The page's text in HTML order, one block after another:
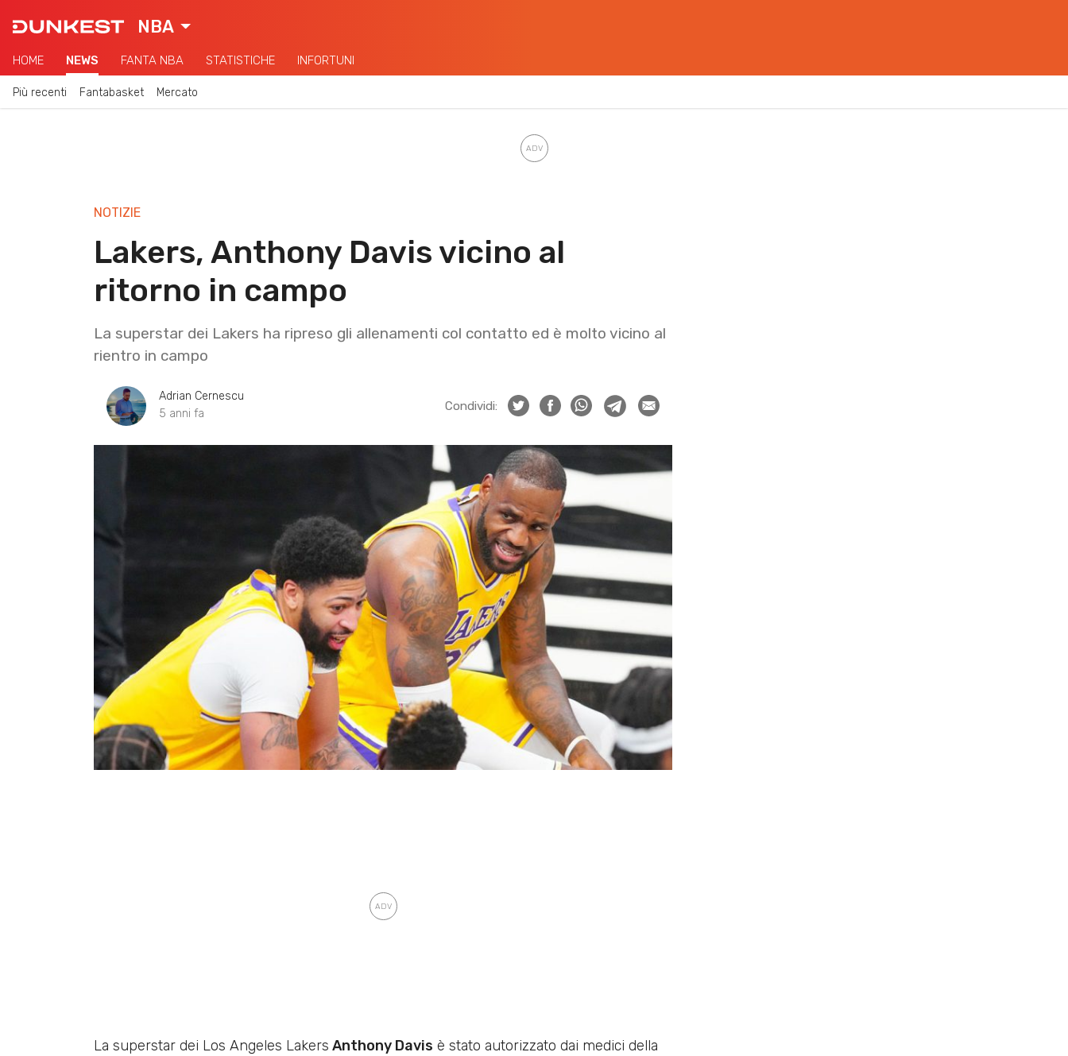
NBA
HOME NEWS FANTA NBA STATISTICHE INFORTUNI
Più recenti Fantabasket Mercato
NOTIZIE
Lakers, Anthony Davis vicino al
ritorno in campo
La superstar dei Lakers ha ripreso gli allenamenti col contatto ed è molto vicino al
rientro in campo
Adrian Cernescu
5 anni fa
Condividi:
La superstar dei Los Angeles Lakers Anthony Davis è stato autorizzato dai medici della